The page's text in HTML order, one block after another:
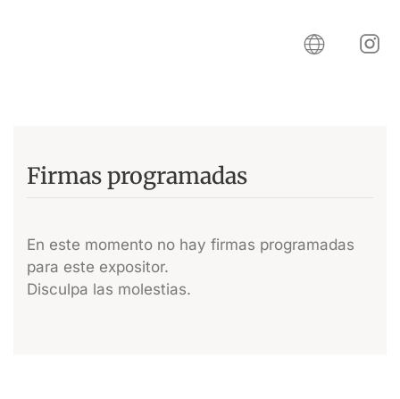
Firmas programadas
En este momento no hay firmas programadas
para este expositor.
Disculpa las molestias.